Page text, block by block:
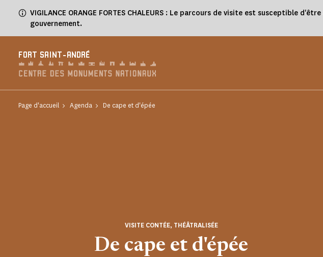
VIGILANCE ORANGE FORTES CHALEURS : Le parcours de visite est susceptible
gouvernement.
FORT SAINT-ANDRÉ
Page d'accueil Agenda De cape et d'épée
De cape et d'épée
VISITE CONTÉE, THÉÂTRALISÉE